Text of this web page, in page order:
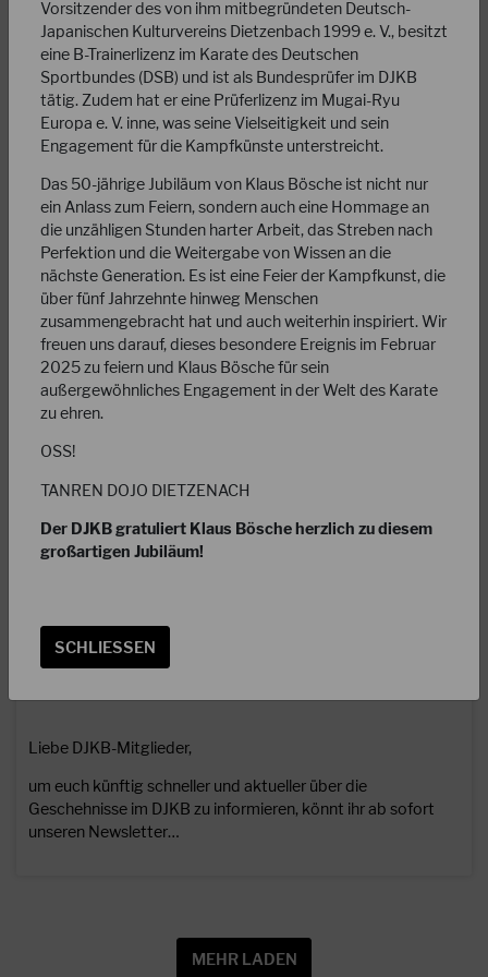
Grußwort des neuen DJKB-Präsidenten Markus
Rues
Liebe DJKB-Mitglieder, liebe Freunde, zunächst möchte ich
mich an meinen Vorgänger wenden, der 11 Jahre die
Geschicke unseres Verbandes geleitet hat.…
WEITERLESEN
14.08.2023
Liebe DJKB-Mitglieder,
um euch künftig schneller und aktueller über die
Geschehnisse im DJKB zu informieren, könnt ihr ab sofort
unseren Newsletter…
MEHR LADEN
Vorsitzender des von ihm mitbegründeten Deutsch-
Japanischen Kulturvereins Dietzenbach 1999 e. V., besitzt
eine B-Trainerlizenz im Karate des Deutschen
Sportbundes (DSB) und ist als Bundesprüfer im DJKB
tätig. Zudem hat er eine Prüferlizenz im Mugai-Ryu
Europa e. V. inne, was seine Vielseitigkeit und sein
Engagement für die Kampfkünste unterstreicht.
Das 50-jährige Jubiläum von Klaus Bösche ist nicht nur
ein Anlass zum Feiern, sondern auch eine Hommage an
die unzähligen Stunden harter Arbeit, das Streben nach
Perfektion und die Weitergabe von Wissen an die
nächste Generation. Es ist eine Feier der Kampfkunst, die
über fünf Jahrzehnte hinweg Menschen
zusammengebracht hat und auch weiterhin inspiriert. Wir
freuen uns darauf, dieses besondere Ereignis im Februar
2025 zu feiern und Klaus Bösche für sein
außergewöhnliches Engagement in der Welt des Karate
zu ehren.
OSS!
TANREN DOJO DIETZENACH
Der DJKB gratuliert Klaus Bösche herzlich zu diesem
großartigen Jubiläum!
SCHLIESSEN